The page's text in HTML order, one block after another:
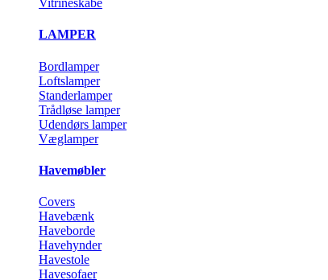
Vitrineskabe
LAMPER
Bordlamper
Loftslamper
Standerlamper
Trådløse lamper
Udendørs lamper
Væglamper
Havemøbler
Covers
Havebænk
Haveborde
Havehynder
Havestole
Havesofaer